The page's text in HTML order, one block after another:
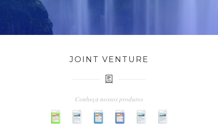
JOINT VENTURE
Conheça nossos produtos